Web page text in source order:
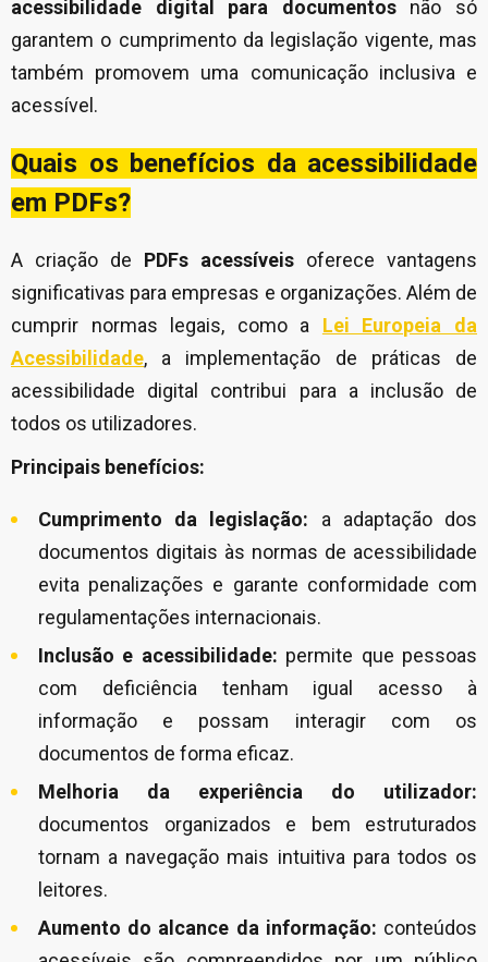
acessibilidade digital para documentosnão só
garantem o cumprimento da legislação vigente, mas
também promovem uma comunicação inclusiva e
acessível.
Quais os benefícios da acessibilidade
em PDFs?
A criação de PDFs acessíveis oferece vantagens
significativas para empresas e organizações. Além de
cumprir normas legais, como a Lei Europeia da
Acessibilidade, a implementação de práticas de
acessibilidade digital contribui para a inclusão de
todos os utilizadores.
Principais benefícios:
Cumprimento da legislação: a adaptação dos
documentos digitais às normas de acessibilidade
evita penalizações e garante conformidade com
regulamentações internacionais.
Inclusão e acessibilidade: permite que pessoas
com deficiência tenham igual acesso à
informação e possam interagir com os
documentos de forma eficaz.
Melhoria da experiência do utilizador:
documentos organizados e bem estruturados
tornam a navegação mais intuitiva para todos os
leitores.
Aumento do alcance da informação: conteúdos